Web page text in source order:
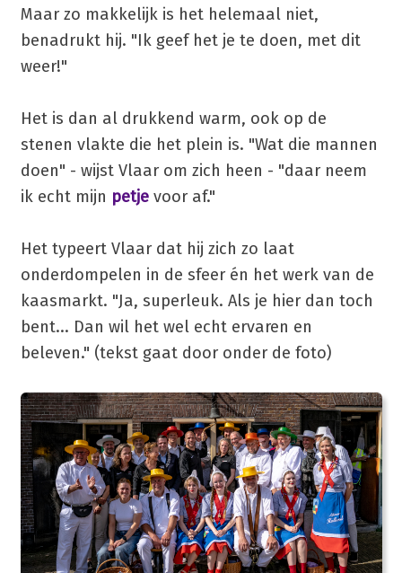
Maar zo makkelijk is het helemaal niet,
benadrukt hij. "Ik geef het je te doen, met dit
weer!"
Het is dan al drukkend warm, ook op de
stenen vlakte die het plein is. "Wat die mannen
doen" - wijst Vlaar om zich heen - "daar neem
ik echt mijn petjevoor af."
Het typeert Vlaar dat hij zich zo laat
onderdompelen in de sfeer én het werk van de
kaasmarkt. "Ja, superleuk. Als je hier dan toch
bent... Dan wil het wel echt ervaren en
beleven." (tekst gaat door onder de foto)